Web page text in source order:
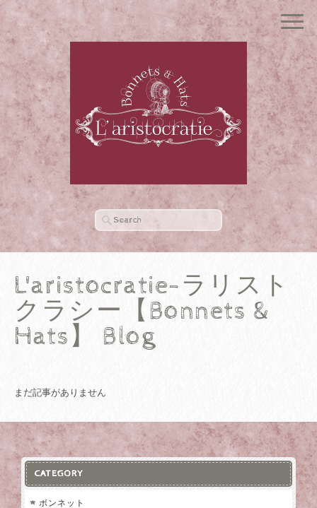
L'aristocratie-ラリスト
クラシー【Bonnets &
Hats】 Blog
まだ記事がありません
CATEGORY
ボンネット